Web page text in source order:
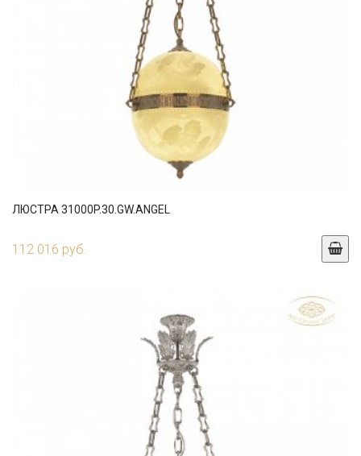
ЛЮСТРА 31000P.30.GW.ANGEL
112 016 руб.